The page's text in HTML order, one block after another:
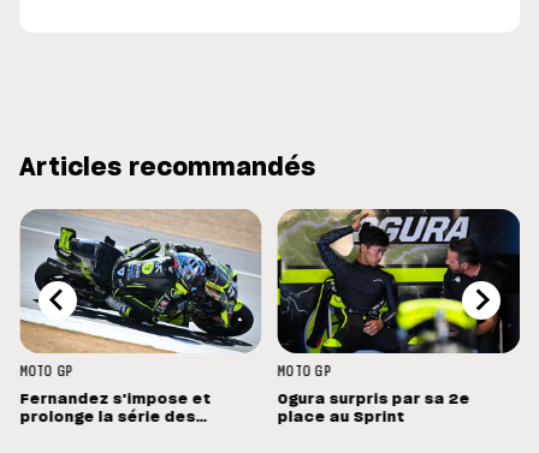
Articles recommandés
MOTO GP
Fernandez s'impose et
prolonge la série des
MOTO GP
Ogura surpris par sa 2e
place au Sprint